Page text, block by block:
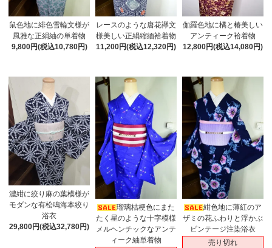
鼠色地に緋色雪輪文様が
風雅な正絹紬の単着物
9,800円(税込10,780円)
レースのような唐花襷文
様美しい正絹縮緬袷着物
11,200円(税込12,320円)
伽羅色地に橘と椿美しい
アンティーク袷着物
12,800円(税込14,080円)
濃紺に絞り麻の葉模様が
モダンな有松鳴海本絞り
浴衣
29,800円(税込32,780円)
瑠璃桔梗色にまた
たく星のような十字模様
メルヘンチックなアンテ
ィーク紬単着物
紺色地に薄紅のア
ザミの花ふわりと浮かぶ
ビンテージ注染浴衣
売り切れ